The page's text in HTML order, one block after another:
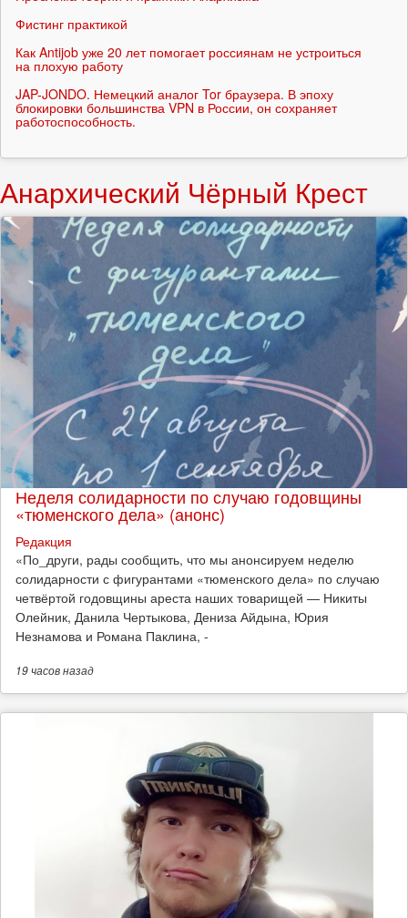
Фистинг практикой
Как Antijob уже 20 лет помогает россиянам не устроиться
на плохую работу
JAP-JONDO. Немецкий аналог Tor браузера. В эпоху
блокировки большинства VPN в России, он сохраняет
работоспособность.
Анархический Чёрный Крест
Неделя солидарности по случаю годовщины
«тюменского дела» (анонс)
Редакция
​«По_други, рады сообщить, что мы анонсируем неделю
солидарности с фигурантами «тюменского дела» по случаю
четвёртой годовщины ареста наших товарищей — Никиты
Олейник, Данила Чертыкова, Дениза Айдына, Юрия
Незнамова и Романа Паклина, -
19 часовназад